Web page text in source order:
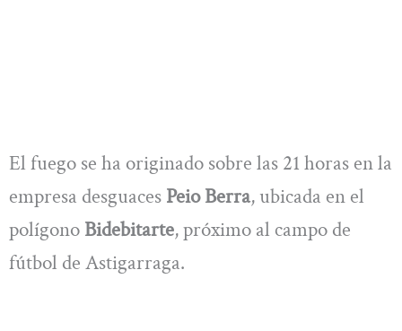
El fuego se ha originado sobre las 21 horas en la
empresa desguaces Peio Berra, ubicada en el
polígono Bidebitarte, próximo al campo de
fútbol de Astigarraga.